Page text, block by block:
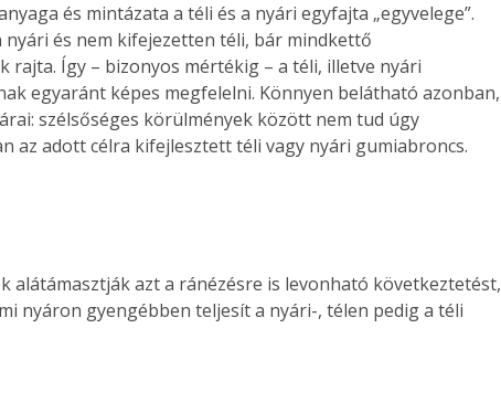
és mintázata a téli és a nyári egyfajta „egyvelege”.
és nem kifejezetten téli, bár mindkettő
rajta. Így – bizonyos mértékig – a téli, illetve nyári
egyaránt képes megfelelni. Könnyen belátható azonban,
szélsőséges körülmények között nem tud úgy
az adott célra kifejlesztett téli vagy nyári gumiabroncs.
alátámasztják azt a ránézésre is levonható következtetést,
nyáron gyengébben teljesít a nyári-, télen pedig a téli